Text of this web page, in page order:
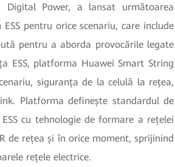
Digital Power, a lansat următoarea
pentru orice scenariu, care include
pentru a aborda provocările legate
ESS, platforma Huawei Smart String
siguranța de la celulă la rețea,
Platforma definește standardul de
cu tehnologie de formare a rețelei
de rețea și în orice moment, sprijinind
rețele electrice.